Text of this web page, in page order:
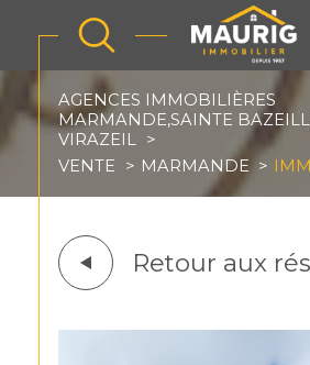
AGENCES IMMOBILIÈRES
MARMANDE,SAINTE
VIRAZEIL
VENTE
MARMANDE
Retour aux